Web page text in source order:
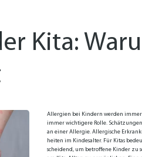
Kita:
Al­ler­gien bei Kin­dern wer­den im­mer
im­mer wich­ti­ge­re Rol­le.
an ei­ner Al­ler­gie. Al­ler­gi­sche
hei­ten im Kin­des­al­ter. Für Ki­tas
schei­dend, um be­trof­fe­ne Kin­der zu